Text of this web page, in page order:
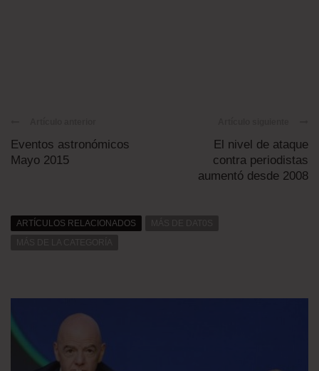
Eventos astronómicos
Mayo 2015
El nivel de ataque
contra periodistas
aumentó desde 2008
ARTÍCULOS RELACIONADOS